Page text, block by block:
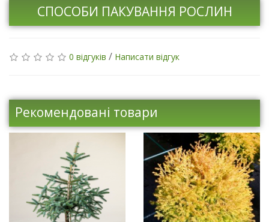
СПОСОБИ ПАКУВАННЯ РОСЛИН
0 відгуків / Написати відгук
Рекомендовані товари